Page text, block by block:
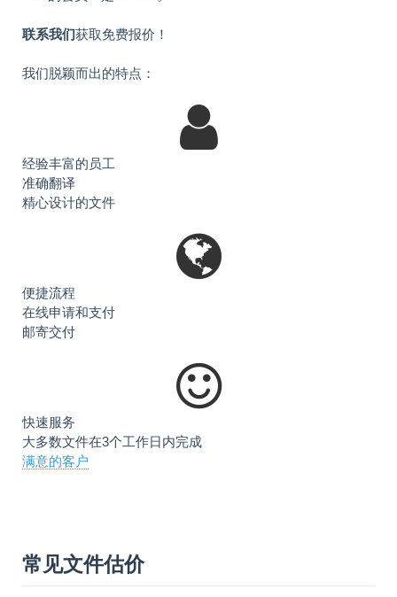
联系我们获取免费报价！
我们脱颖而出的特点：
经验丰富的员工
准确翻译
精心设计的文件
便捷流程
在线申请和支付
邮寄交付
快速服务
大多数文件在3个工作日内完成
满意的客户
常见文件估价